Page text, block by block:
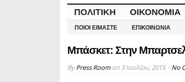
ΠΟΛΙΤΙΚΉ ΟΙΚΟΝΟΜΊΑ
ΠΟΙΟΙ ΕΊΜΑΣΤΕ ΕΠΙΚΟΙΝΩΝΊΑ
Μπάσκετ: Στην
ByPress Roomon 3 Ιουλίου, 2015 No